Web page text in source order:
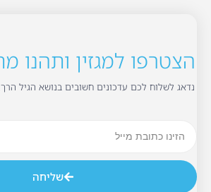
הצטרפו למגזין ותהנו
נדאג לשלוח לכם עדכונים חשובים בנושא הגיל
שליחה